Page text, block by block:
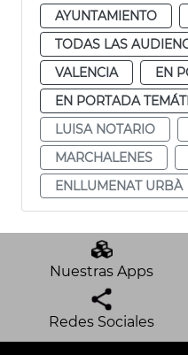
AYUNTAMIENTO
TODAS LAS
VALENCIA
EN
EN PORTADA
LUISA NOTARIO
MARCHALENES
ENLLUMENAT URBÀ
Nuestras Apps
Redes Sociales